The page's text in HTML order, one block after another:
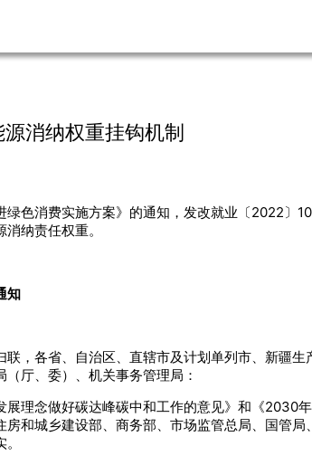
消纳权重挂钩机制
色消费实施方案》的通知，发改就业〔2022〕
纳责任权重。
知
，各省、自治区、直辖市及计划单列市、新疆
厅、委）、机关事务管理局：
理念做好碳达峰碳中和工作的意见》和《2030
和城乡建设部、商务部、市场监管总局、国管